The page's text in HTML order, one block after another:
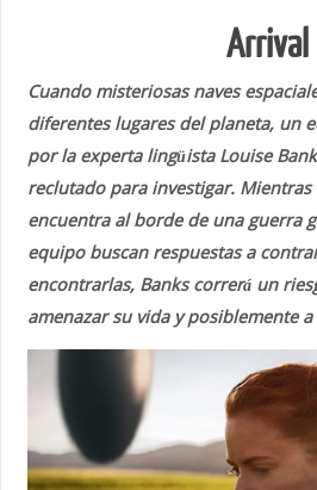
Arrival
Cuando misteriosas naves
diferentes lugares del planeta, un
por la experta lingüista Louise
reclutado para investigar. Mientras
encuentra al borde de una guerra
equipo buscan respuestas a
encontrarlas, Banks correrá un
amenazar su vida y posiblemente